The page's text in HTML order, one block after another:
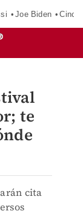
Joe Biden
te
cita